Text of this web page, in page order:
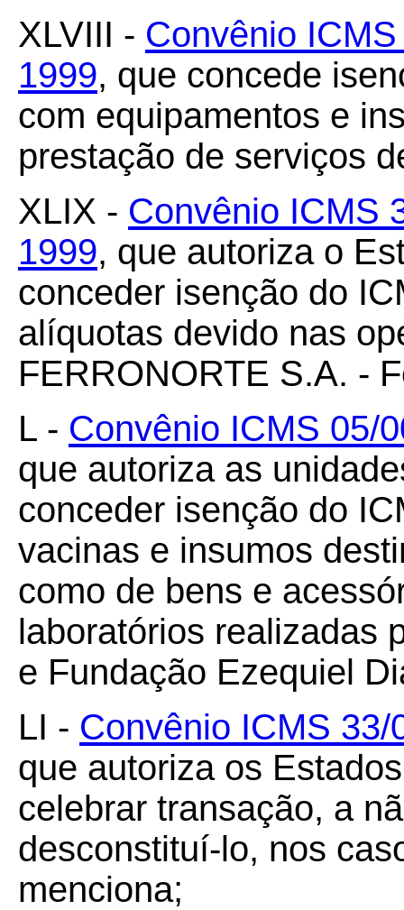
XLVIII - Convênio
1999, que concede
com equipamentos e
prestação de serviços
XLIX - Convênio ICMS
1999, que autoriza o
conceder isenção do
alíquotas devido nas
FERRONORTE S.A. -
L - Convênio ICMS 05/
que autoriza as
conceder isenção do
vacinas e insumos
como de bens e
laboratórios realizadas
e Fundação Ezequiel
LI - Convênio ICMS
que autoriza os
celebrar transação, a
desconstituí-lo, nos
menciona;